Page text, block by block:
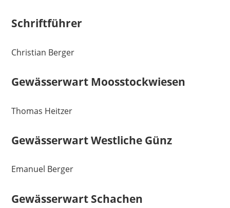
Schriftführer
Christian Berger
Gewässerwart Moosstockwiesen
Thomas Heitzer
Gewässerwart Westliche Günz
Emanuel Berger
Gewässerwart Schachen